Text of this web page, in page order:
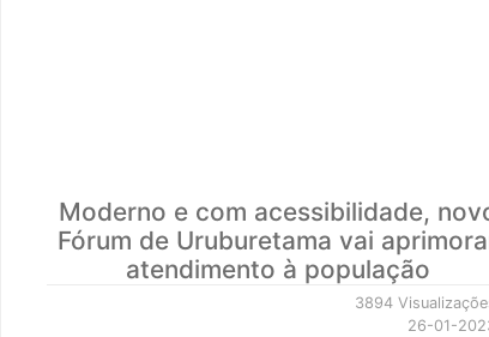
Moderno e com acessibilidade,
Fórum de Uruburetama vai
atendimento à população
3894
26-01-